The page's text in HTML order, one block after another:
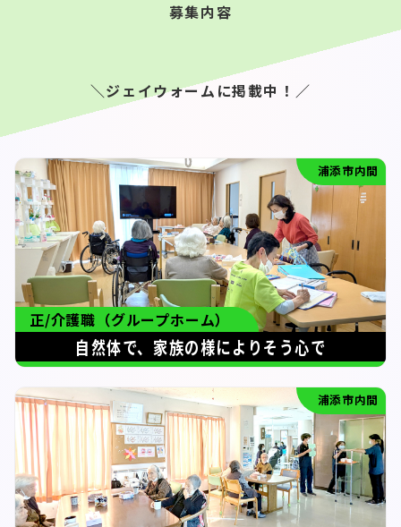
募集内容
＼ジェイウォームに掲載中！／
浦添市内間
正/介護職（グループホーム）
自然体で、家族の様によりそう心で
浦添市内間